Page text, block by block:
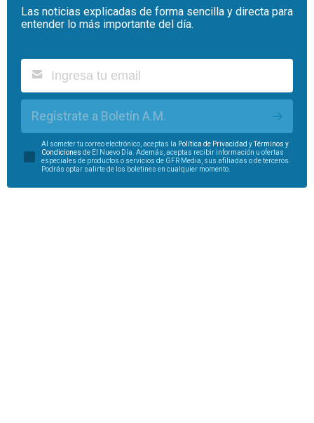
Las noticias explicadas de forma sencilla y directa para
entender lo más importante del día.
Regístrate a Boletín A.M.
Al someter tu correo electrónico, aceptas la Política de Privacidad yTérminos y
Condiciones de El Nuevo Día. Además, aceptas recibir información u ofertas
especiales de productos o servicios de GFR Media, sus afiliadas o de terceros.
Podrás optar salirte de los boletines en cualquier momento.